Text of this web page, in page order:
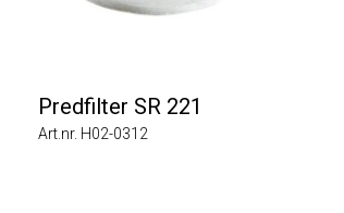
Predfilter SR 221
Art.nr. H02-0312